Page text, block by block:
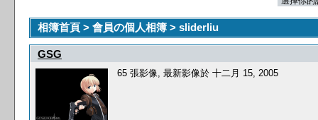
相簿首頁 > 會員の個人相簿 > sliderliu
GSG
65 張影像, 最新影像於 十二月 15, 2005